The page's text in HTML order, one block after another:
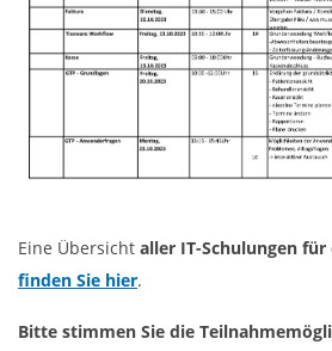
Eine Übersicht aller IT-Schulungen für
finden Sie hier.
Bitte stimmen Sie die